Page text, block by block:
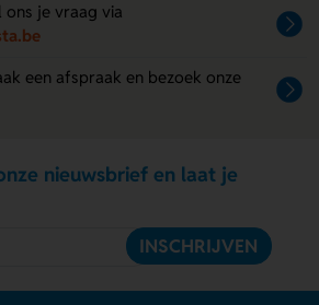
ons je vraag via
een afspraak en bezoek onze
nieuwsbrief en laat je
INSCHRIJVEN